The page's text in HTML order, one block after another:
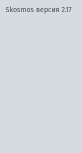
Skosmos версия 2.17